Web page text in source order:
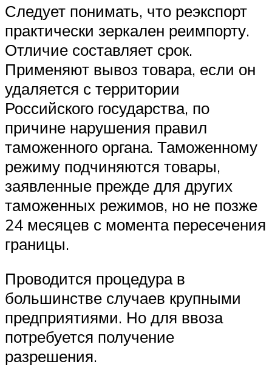
Следует понимать, что реэкспорт
практически зеркален реимпорту.
Отличие составляет срок.
Применяют вывоз товара, если он
удаляется с территории
Российского государства, по
причине нарушения правил
таможенного органа. Таможенному
режиму подчиняются товары,
заявленные прежде для других
таможенных режимов, но не позже
24 месяцев с момента пересечения
границы.
Проводится процедура в
большинстве случаев крупными
предприятиями. Но для ввоза
потребуется получение
разрешения.